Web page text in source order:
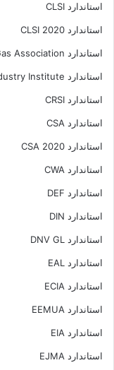
استاندارد CLSI
استاندارد CLSI 2020
استاندارد Compressed Gas Association
استاندارد Construction Industry Institute
استاندارد CRSI
استاندارد CSA
استاندارد CSA 2020
استاندارد CWA
استاندارد DEF
استاندارد DIN
استاندارد DNV GL
استاندارد EAL
استاندارد ECIA
استاندارد EEMUA
استاندارد EIA
استاندارد EJMA